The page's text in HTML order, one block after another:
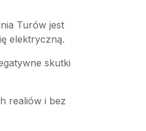
Turów jest
elektryczną.
skutki
realiów i bez